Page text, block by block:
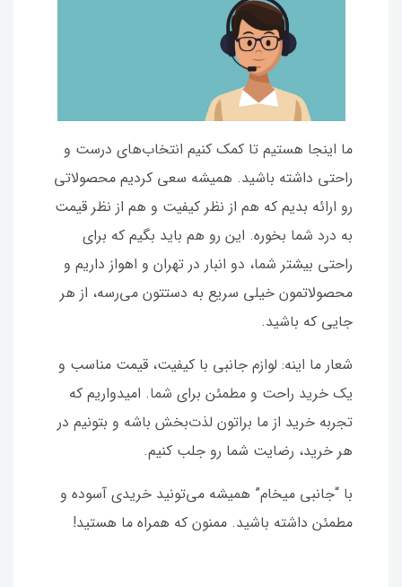
ما اینجا هستیم تا کمک کنیم انتخاب‌های درست و
راحتی داشته باشید. همیشه سعی کردیم محصولاتی
رو ارائه بدیم که هم از نظر کیفیت و هم از نظر قیمت
به درد شما بخوره. این رو هم باید بگیم که برای
راحتی بیشتر شما، دو انبار در تهران و اهواز داریم و
محصولاتمون خیلی سریع به دستتون می‌رسه، از هر
جایی که باشید.
شعار ما اینه: لوازم جانبی با کیفیت، قیمت مناسب و
یک خرید راحت و مطمئن برای شما. امیدواریم که
تجربه خرید از ما براتون لذت‌بخش باشه و بتونیم در
هر خرید، رضایت شما رو جلب کنیم.
با “جانبی میخام” همیشه می‌تونید خریدی آسوده و
مطمئن داشته باشید. ممنون که همراه ما هستید!